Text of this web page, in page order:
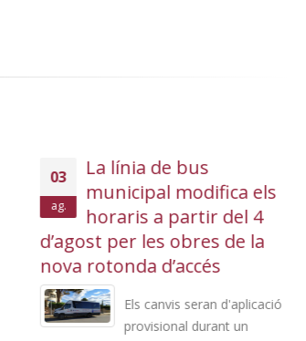
03
ag.
La línia de bus
municipal modifica els
horaris a partir del 4
d’agost per les obres de la
nova rotonda d’accés
Els canvis seran d'aplicació
provisional durant un